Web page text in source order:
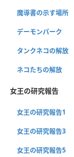
魔導書の示す場所
デーモンパーク
タンクネコの解放
ネコたちの解放
女王の研究報告
女王の研究報告1
女王の研究報告3
女王の研究報告5